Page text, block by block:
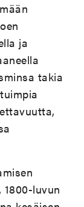
ja
takia
luvun